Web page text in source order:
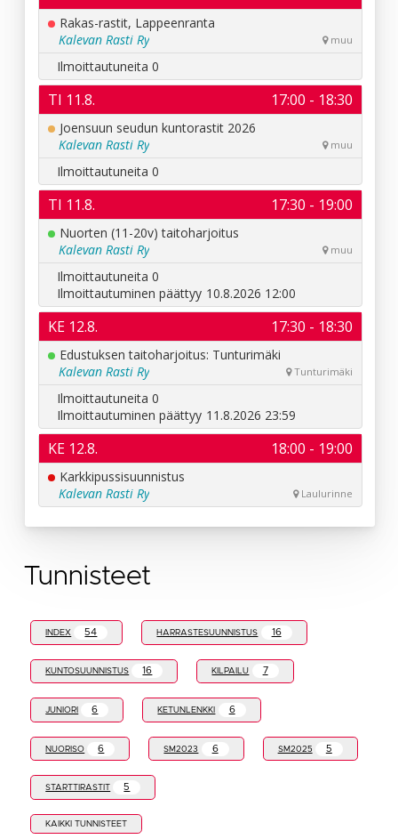
Tunnisteet
INDEX 54 HARRASTESUUNNISTUS 16
KUNTOSUUNNISTUS 16 KILPAILU 7
JUNIORI 6 KETUNLENKKI 6
NUORISO 6 SM2023 6 SM2025 5
STARTTIRASTIT 5
KAIKKI TUNNISTEET